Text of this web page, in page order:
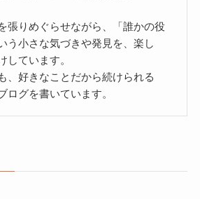
張りめぐらせながら、「誰かの役
う小さな気づきや発見を、楽し
しています。
、好きなことだから続けられる
グを書いています。